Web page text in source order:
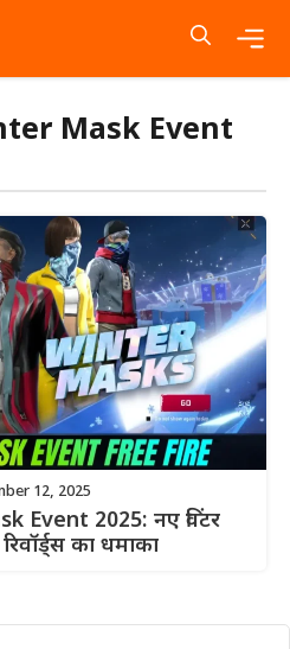
Mask Event
12, 2025
Event 2025: नए विंटर
का धमाका